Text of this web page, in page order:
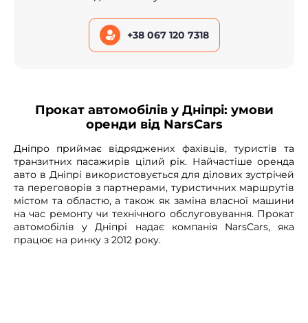
+38 067 120 7318
Прокат автомобілів у Дніпрі: умови
оренди від NarsCars
Дніпро приймає відряджених фахівців, туристів та
транзитних пасажирів цілий рік. Найчастіше оренда
авто в Дніпрі використовується для ділових зустрічей
та переговорів з партнерами, туристичних маршрутів
містом та областю, а також як заміна власної машини
на час ремонту чи технічного обслуговування. Прокат
автомобілів у Дніпрі надає компанія NarsCars, яка
працює на ринку з 2012 року.